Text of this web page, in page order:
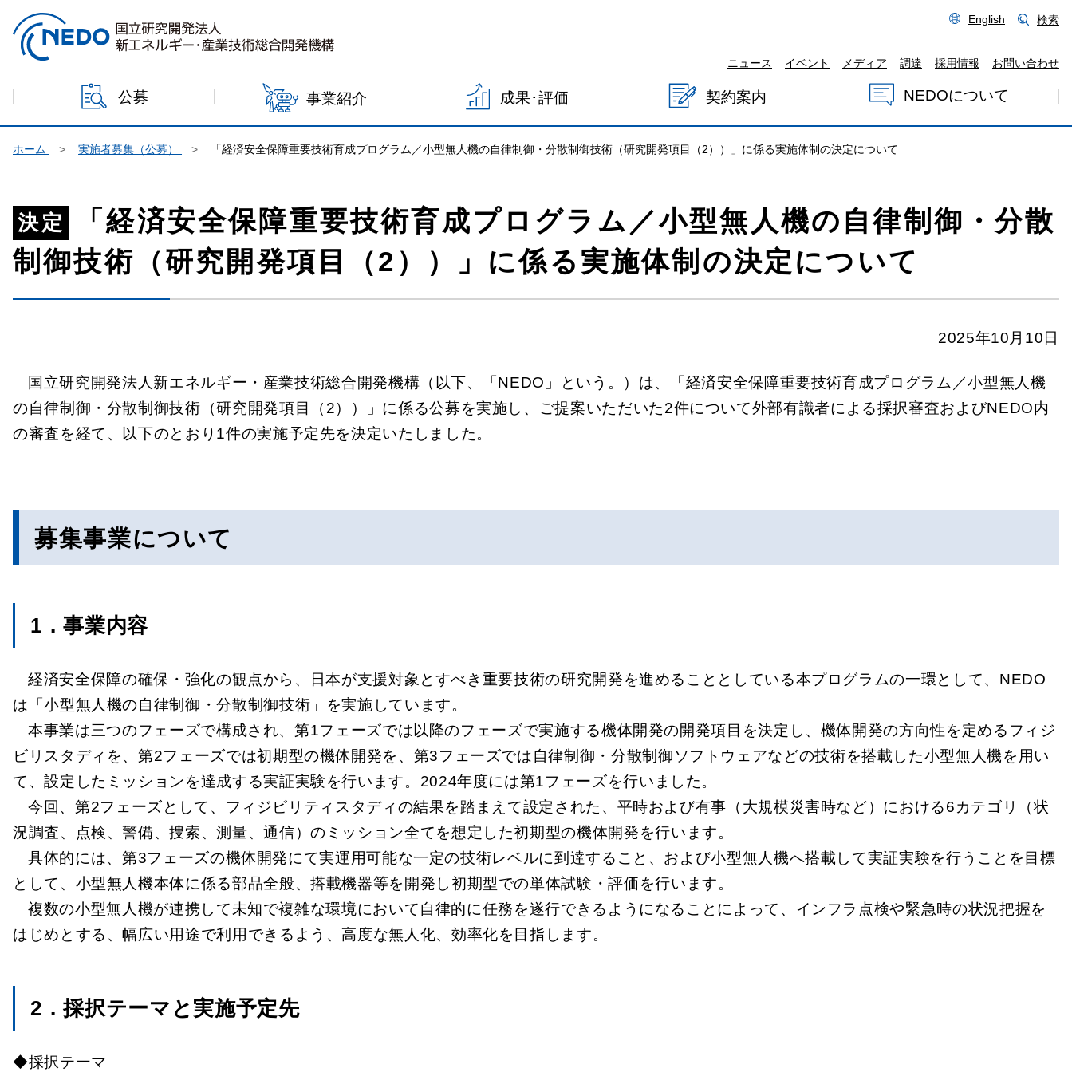
本文へジャンプ
English 検索
ニュース イベント メディア 調達 採用情報 お問い合わせ
公募 事業紹介 成果･評価 契約案内 NEDOについて
ホーム 実施者募集（公募） 「経済安全保障重要技術育成プログラム／小型無人機の自律制御・分散制御技術（研究開発項目（2））」に係る実施体制の決定について
決定
「経済安全保障重要技術育成プログラム／小型無人機の自律制御・分散
制御技術（研究開発項目（2））」に係る実施体制の決定について
2025年10月10日
国立研究開発法人新エネルギー・産業技術総合開発機構（以下、「NEDO」という。）は、「経済安全保障重要技術育成プログラム／小型無人機
の自律制御・分散制御技術（研究開発項目（2））」に係る公募を実施し、ご提案いただいた2件について外部有識者による採択審査およびNEDO内
の審査を経て、以下のとおり1件の実施予定先を決定いたしました。
募集事業について
1．事業内容
経済安全保障の確保・強化の観点から、日本が支援対象とすべき重要技術の研究開発を進めることとしている本プログラムの一環として、NEDO
は「小型無人機の自律制御・分散制御技術」を実施しています。
本事業は三つのフェーズで構成され、第1フェーズでは以降のフェーズで実施する機体開発の開発項目を決定し、機体開発の方向性を定めるフィジ
ビリスタディを、第2フェーズでは初期型の機体開発を、第3フェーズでは自律制御・分散制御ソフトウェアなどの技術を搭載した小型無人機を用い
て、設定したミッションを達成する実証実験を行います。2024年度には第1フェーズを行いました。
今回、第2フェーズとして、フィジビリティスタディの結果を踏まえて設定された、平時および有事（大規模災害時など）における6カテゴリ（状
況調査、点検、警備、捜索、測量、通信）のミッション全てを想定した初期型の機体開発を行います。
具体的には、第3フェーズの機体開発にて実運用可能な一定の技術レベルに到達すること、および小型無人機へ搭載して実証実験を行うことを目標
として、小型無⼈機本体に係る部品全般、搭載機器等を開発し初期型での単体試験・評価を⾏います。
複数の小型無人機が連携して未知で複雑な環境において自律的に任務を遂行できるようになることによって、インフラ点検や緊急時の状況把握を
はじめとする、幅広い用途で利用できるよう、高度な無人化、効率化を目指します。
2．採択テーマと実施予定先
◆採択テーマ